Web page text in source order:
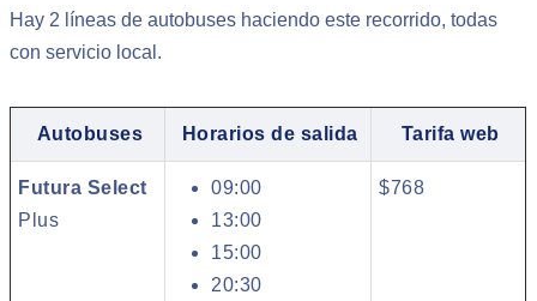
Hay 2 líneas de autobuses haciendo este recorrido, todas
con servicio local.
Autobuses Horarios de salida Tarifa web
Futura Select
Plus
09:00
13:00
15:00
20:30
$768